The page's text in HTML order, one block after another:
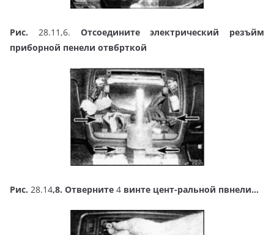
Рис. 28.11,6. Отсоедините электрический резъйм
приборной пенели отвбрткой
Рис. 28.14,8. Отверните 4 винте цент-ральной пвнели…